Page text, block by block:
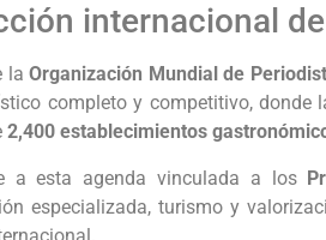
internacional
la Organización Mundial de
completo y competitivo, donde
2,400 establecimientos
a esta agenda vinculada a los
especializada, turismo y